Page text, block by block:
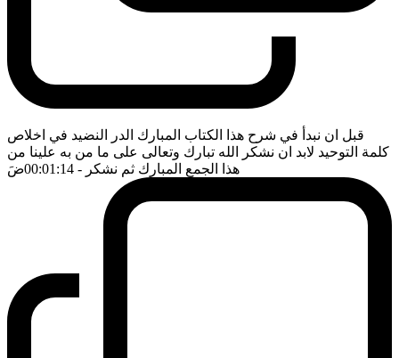
قبل ان نبدأ في شرح هذا الكتاب المبارك الدر النضيد في اخلاص
كلمة التوحيد لابد ان نشكر الله تبارك وتعالى على ما من به علينا من
هذا الجمع المبارك ثم نشكر - 00:01:14 ضَ